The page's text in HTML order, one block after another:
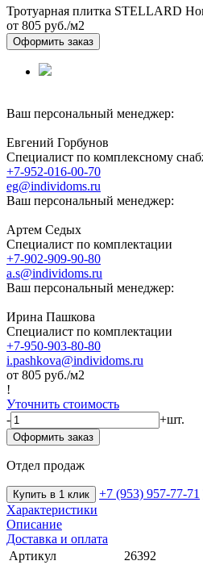
Тротуарная плитка STELLARD
от 805 руб./м2
Оформить заказ
Ваш персональный менеджер:
Евгений Горбунов
Специалист по комплексному
+7-952-016-00-70
eg@individoms.ru
Ваш персональный менеджер:
Артем Седых
Специалист по комплектации
+7-902-909-90-80
a.s@individoms.ru
Ваш персональный менеджер:
Ирина Пашкова
Специалист по комплектации
+7-950-903-80-80
i.pashkova@individoms.ru
от 805 руб./м2
!
Уточнить стоимость
-
+шт.
Оформить заказ
Отдел продаж
Купить в 1 клик +7 (953) 957-77-71
Характеристики
Описание
Доставка и оплата
Артикул
26392